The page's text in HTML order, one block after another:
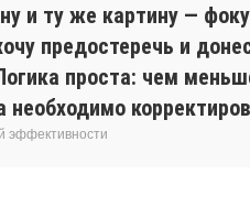
и ту же картину —
предостеречь и
проста: чем
эффективности